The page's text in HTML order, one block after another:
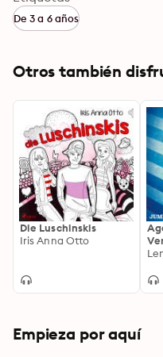
"Das Wirtshaus im
Räubermärchen und die
Nacht suchen Reisende
schmiedet einen listigen
retten und das
De 3 a 6 años
Otros también
Die Luschinskis
Iris Anna Otto
Empieza por aquí